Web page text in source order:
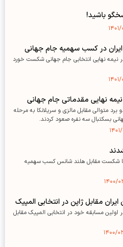
باشید!
ایران در کسب سهمیه جام جهانی
نیمه نهایی انتخابی جام جهانی شکست خورد
برد متوالی مقابل مالزی و سریلانکا به مرحله
بسکتبال سه نفره صعود کردند.
با شکست مقابل هلند شانس کسب سهمیه
مقابل ژاپن در انتخابی المپیک
اولین مسابقه خود در انتخابی المپیک مقابل